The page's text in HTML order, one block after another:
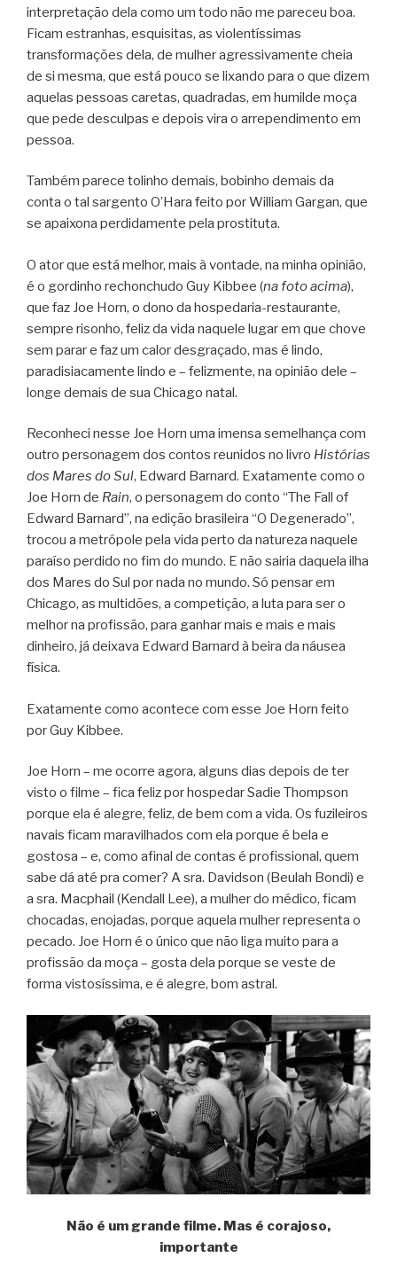
interpretação dela como um todo não me pareceu boa.
Ficam estranhas, esquisitas, as violentíssimas
transformações dela, de mulher agressivamente cheia
de si mesma, que está pouco se lixando para o que dizem
aquelas pessoas caretas, quadradas, em humilde moça
que pede desculpas e depois vira o arrependimento em
pessoa.
Também parece tolinho demais, bobinho demais da
conta o tal sargento O’Hara feito por William Gargan, que
se apaixona perdidamente pela prostituta.
O ator que está melhor, mais à vontade, na minha opinião,
é o gordinho rechonchudo Guy Kibbee (na foto acima),
que faz Joe Horn, o dono da hospedaria-restaurante,
sempre risonho, feliz da vida naquele lugar em que chove
sem parar e faz um calor desgraçado, mas é lindo,
paradisiacamente lindo e – felizmente, na opinião dele –
longe demais de sua Chicago natal.
Reconheci nesse Joe Horn uma imensa semelhança com
outro personagem dos contos reunidos no livro Histórias
dos Mares do Sul, Edward Barnard. Exatamente como o
Joe Horn de Rain, o personagem do conto “The Fall of
Edward Barnard”, na edição brasileira “O Degenerado”,
trocou a metrópole pela vida perto da natureza naquele
paraíso perdido no fim do mundo. E não sairia daquela ilha
dos Mares do Sul por nada no mundo. Só pensar em
Chicago, as multidões, a competição, a luta para ser o
melhor na profissão, para ganhar mais e mais e mais
dinheiro, já deixava Edward Barnard à beira da náusea
física.
Exatamente como acontece com esse Joe Horn feito
por Guy Kibbee.
Joe Horn – me ocorre agora, alguns dias depois de ter
visto o filme – fica feliz por hospedar Sadie Thompson
porque ela é alegre, feliz, de bem com a vida. Os fuzileiros
navais ficam maravilhados com ela porque é bela e
gostosa – e, como afinal de contas é profissional, quem
sabe dá até pra comer? A sra. Davidson (Beulah Bondi) e
a sra. Macphail (Kendall Lee), a mulher do médico, ficam
chocadas, enojadas, porque aquela mulher representa o
pecado. Joe Horn é o único que não liga muito para a
profissão da moça – gosta dela porque se veste de
forma vistosíssima, e é alegre, bom astral.
Não é um grande filme. Mas é corajoso,
importante